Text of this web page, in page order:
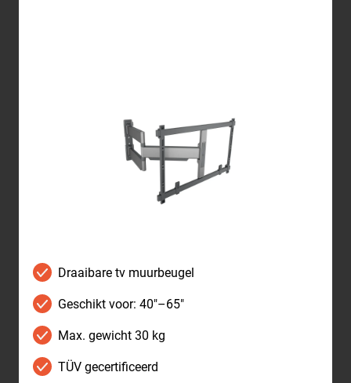
Draaibare tv muurbeugel
Geschikt voor: 40"–65"
Max. gewicht 30 kg
TÜV gecertificeerd